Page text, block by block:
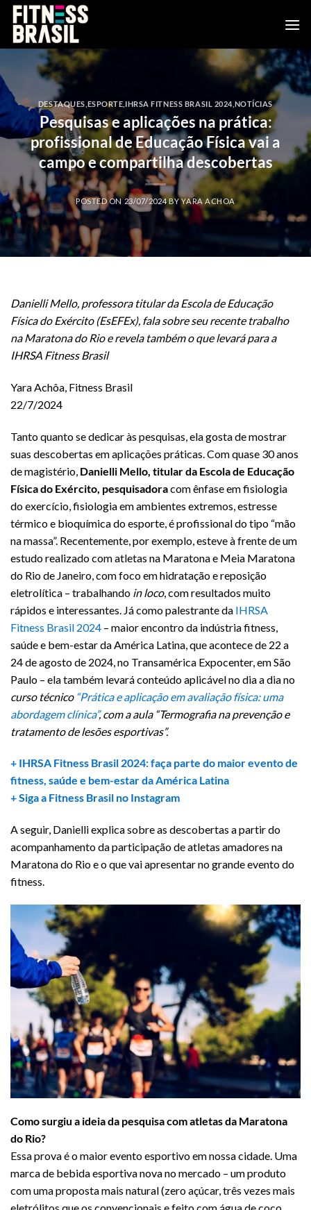
Skip
content
DESTAQUES ESPORTE IHRSA FITNESS BRASIL 2024 NOTÍCIAS
Pesquisas e aplicações na prática:
profissional de Educação Física vai a
campo e compartilha descobertas
POSTED ON23/07/2024BYYARA ACHOA
Danielli Mello, professora titular da Escola de Educação
Física do Exército (EsEFEx), fala sobre seu recente trabalho
na Maratona do Rio e revela também o que levará para a
IHRSA Fitness Brasil
Yara Achôa, Fitness Brasil
22/7/2024
Tanto quanto se dedicar às pesquisas, ela gosta de mostrar
suas descobertas em aplicações práticas. Com quase 30 anos
de magistério, Danielli Mello, titular da Escola de Educação
Física do Exército, pesquisadoracom ênfase em fisiologia
do exercício, fisiologia em ambientes extremos, estresse
térmico e bioquímica do esporte, é profissional do tipo “mão
na massa”. Recentemente, por exemplo, esteve à frente de um
estudo realizado com atletas na Maratona e Meia Maratona
do Rio de Janeiro, com foco em hidratação e reposição
eletrolítica – trabalhando in loco, com resultados muito
rápidos e interessantes. Já como palestrante da IHRSA
Fitness Brasil 2024 – maior encontro da indústria fitness,
saúde e bem-estar da América Latina, que acontece de 22 a
24 de agosto de 2024, no Transamérica Expocenter, em São
Paulo – ela também levará conteúdo aplicável no dia a dia no
curso técnico “Prática e aplicação em avaliação física: uma
abordagem clínica”, com a aula “Termografia na prevenção e
tratamento de lesões esportivas”.
+ IHRSA Fitness Brasil 2024: faça parte do maior evento de
fitness, saúde e bem-estar da América Latina
+ Siga a Fitness Brasil no Instagram
A seguir, Danielli explica sobre as descobertas a partir do
acompanhamento da participação de atletas amadores na
Maratona do Rio e o que vai apresentar no grande evento do
fitness.
Como surgiu a ideia da pesquisa com atletas da Maratona
do Rio?
Essa prova é o maior evento esportivo em nossa cidade. Uma
marca de bebida esportiva nova no mercado – um produto
com uma proposta mais natural (zero açúcar, três vezes mais